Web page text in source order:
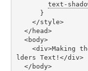
text-
lders Text!</div>